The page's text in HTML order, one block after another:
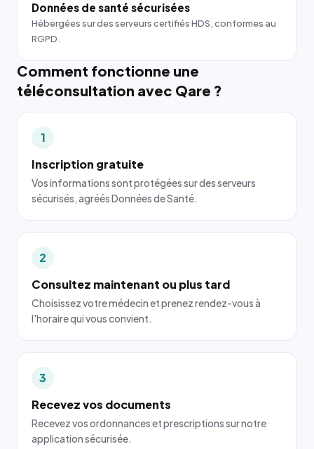
Données de santé sécurisées
Hébergées sur des serveurs certifiés HDS, conformes au
RGPD.
Comment fonctionne une
téléconsultation avec Qare ?
1
Inscription gratuite
Vos informations sont protégées sur des serveurs
sécurisés, agréés Données de Santé.
2
Consultez maintenant ou plus tard
Choisissez votre médecin et prenez rendez-vous à
l'horaire qui vous convient.
3
Recevez vos documents
Recevez vos ordonnances et prescriptions sur notre
application sécurisée.